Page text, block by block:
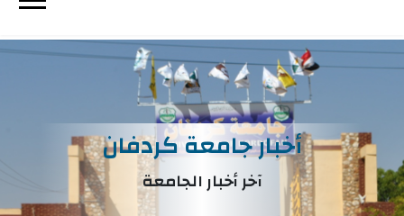
أخبار جامعة كردفان
آخر أخبار الجامعة